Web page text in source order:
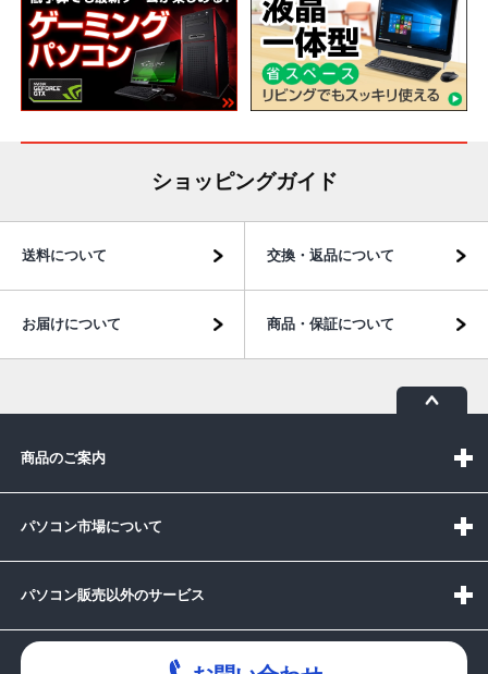
ショッピングガイド
送料について 交換・返品について
お届けについて 商品・保証について
商品のご案内
パソコン市場について
パソコン販売以外のサービス